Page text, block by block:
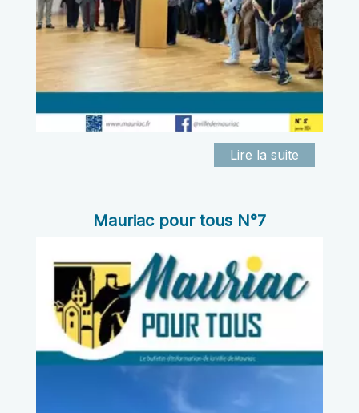
Mauriac pour tous N°7